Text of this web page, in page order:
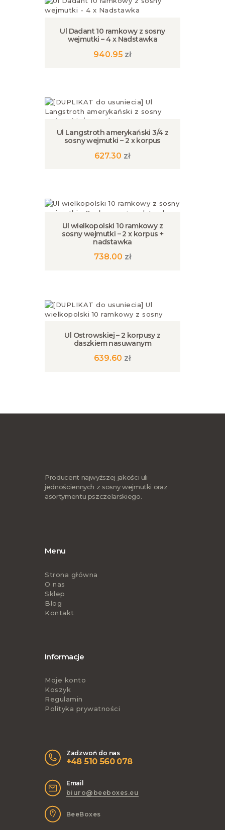
Ul Dadant 10 ramkowy z sosny
wejmutki – 4 x Nadstawka
940.95 zł
Ul Langstroth amerykański 3/4 z
sosny wejmutki – 2 x korpus
627.30 zł
Ul wielkopolski 10 ramkowy z
sosny wejmutki – 2 x korpus +
nadstawka
738.00 zł
Ul Ostrowskiej – 2 korpusy z
daszkiem nasuwanym
639.60 zł
Producent najwyższej jakości uli
jednościennych z sosny wejmutki oraz
asortymentu pszczelarskiego.
Menu
Strona główna
O nas
Sklep
Blog
Kontakt
Informacje
Moje konto
Koszyk
Regulamin
Polityka prywatności
Zadzwoń do nas
+48 510 560 078
Email
biuro@beeboxes.eu
BeeBoxes